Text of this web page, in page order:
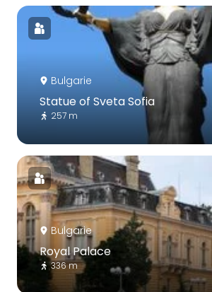
Bulgarie
Statue of Sveta Sofia
257 m
Bulgarie
Royal Palace
336 m